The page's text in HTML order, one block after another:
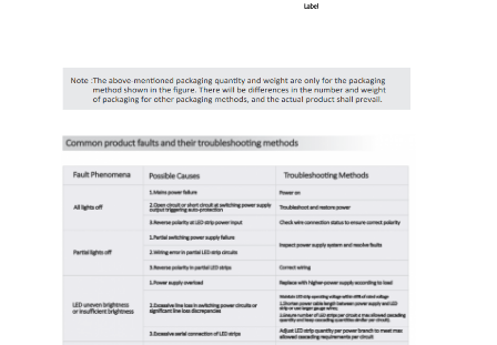
Đèn đèn LED
Tấm đèn LED linh hoạt